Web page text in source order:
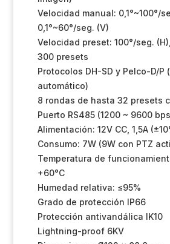
Velocidad manual: 0,1°~100°/
0,1°~60°/seg. (V)
Velocidad preset: 100°/seg.
300 presets
Protocolos DH-SD y Pelco-D/P
automático)
8 rondas de hasta 32 presets
Puerto RS485 (1200 ~ 9600
Alimentación: 12V CC, 1,5A
Consumo: 7W (9W con PTZ
Temperatura de
+60°C
Humedad relativa: ≤95%
Grado de protección IP66
Protección antivandálica IK10
Lightning-proof 6KV